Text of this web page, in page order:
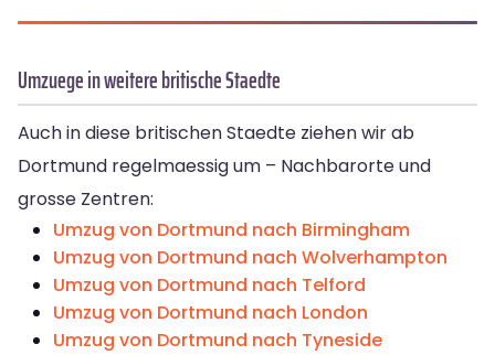
Umzuege in weitere britische Staedte
Auch in diese britischen Staedte ziehen wir ab
Dortmund regelmaessig um – Nachbarorte und
grosse Zentren:
Umzug von Dortmund nach Birmingham
Umzug von Dortmund nach Wolverhampton
Umzug von Dortmund nach Telford
Umzug von Dortmund nach London
Umzug von Dortmund nach Tyneside